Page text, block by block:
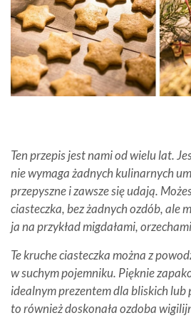
Ten przepis jest nami od wielu lat.
nie wymaga żadnych kulinarnych
przepyszne i zawsze się udają.
ciasteczka, bez żadnych ozdób, ale
ja na przykład migdałami,
Te kruche ciasteczka można z
w suchym pojemniku. Pięknie
idealnym prezentem dla bliskich lub
to również doskonała ozdoba